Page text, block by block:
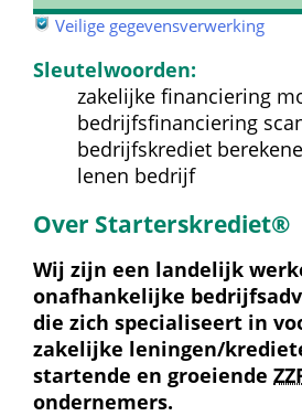
Veilige gegevensverwerking
Sleutelwoorden:
zakelijke financiering
bedrijfsfinanciering
bedrijfskrediet
lenen bedrijf
Over Starterskrediet®
Wij zijn een landelijk
onafhankelijke
die zich specialiseert in
zakelijke leningen/
startende en groeiende
ondernemers.